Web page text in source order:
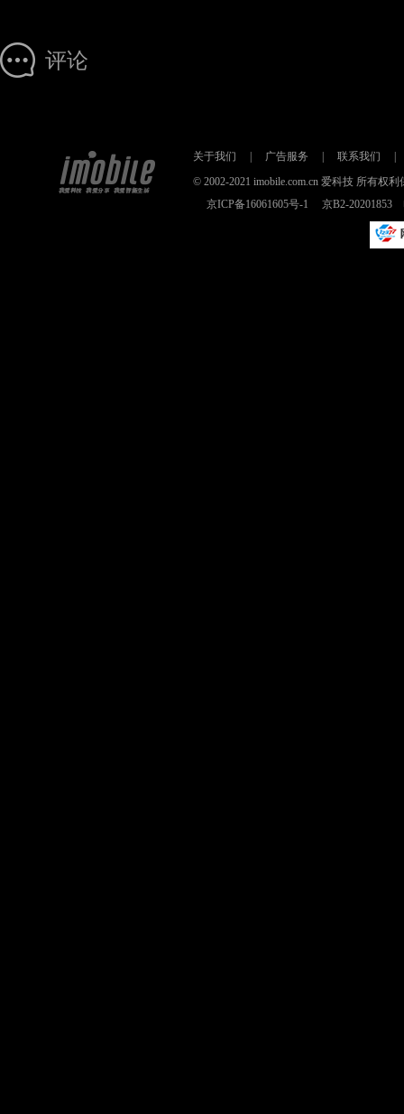
评论
关于我们 广告服务 联系我们
© 2002-2021 imobile.com.cn 爱科技 所有权
京ICP备16061605号-1
京B2-20201853